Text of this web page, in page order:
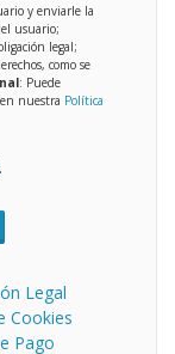
y enviarle la
usuario;
legal;
como se
: Puede
nuestra Política
.
Legal
Cookies
Pago